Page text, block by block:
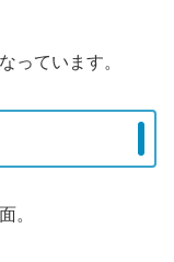
っています。
。